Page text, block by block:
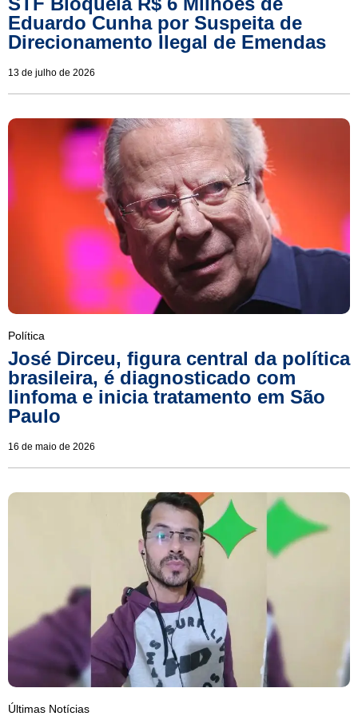
Eduardo Cunha por Suspeita de
Direcionamento Ilegal de Emendas
13 de julho de 2026
Política
José Dirceu, figura central da política
brasileira, é diagnosticado com
linfoma e inicia tratamento em São
Paulo
16 de maio de 2026
Últimas Notícias